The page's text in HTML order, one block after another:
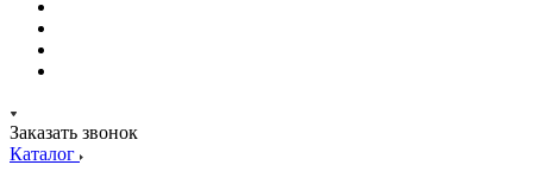
Заказать звонок
Каталог